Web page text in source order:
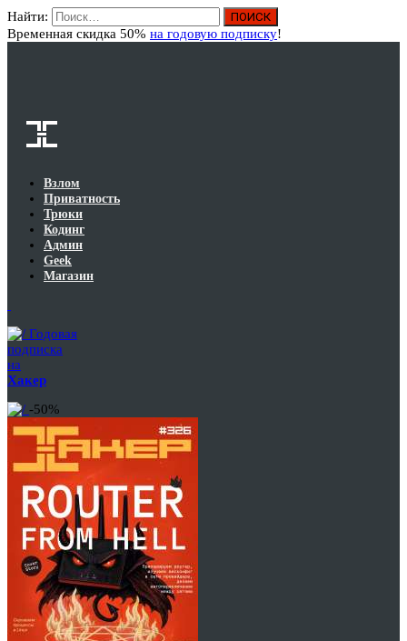
Найти:
Временная скидка 50% на годовую подписку!
Взлом
Приватность
Трюки
Кодинг
Админ
Geek
Магазин
Годовая
подписка
на
Хакер
-50%